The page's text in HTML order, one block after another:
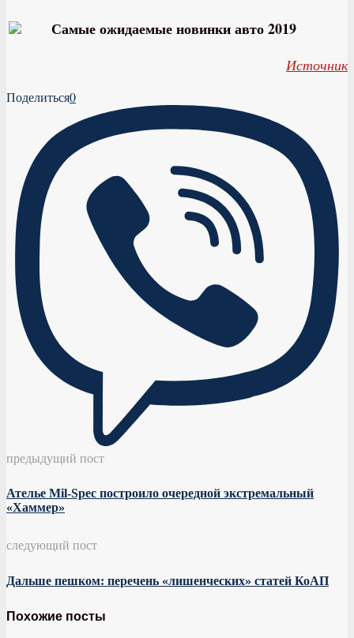
Самые ожидаемые новинки авто 2019
Источник
Поделиться0
предыдущий пост
Ателье Mil-Spec построило очередной экстремальный
«Хаммер»
следующий пост
Дальше пешком: перечень «лишенческих» статей КоАП
Похожие посты